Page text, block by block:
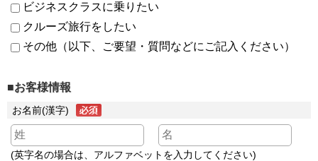
ビジネスクラスに乗りたい
クルーズ旅行をしたい
その他（以下、ご要望・質問などにご記入ください）
■お客様情報
お名前(漢字)
(英字名の場合は、アルファベットを入力してください)